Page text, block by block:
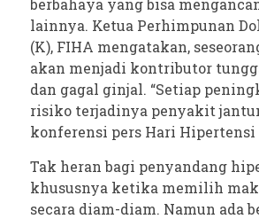
berbahaya yang bisa
lainnya. Ketua Perhimpunan
(K), FIHA mengatakan,
akan menjadi kontributor
dan gagal ginjal. “Setiap
risiko terjadinya penyakit
konferensi pers Hari
Tak heran bagi penyandang
khususnya ketika memilih
secara diam-diam. Namun ada